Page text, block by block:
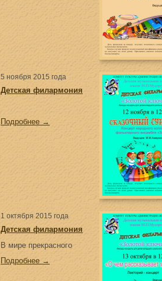
5 ноября 2015 года
Детская филармония
Подробнее →
1 октября 2015 года
Детская филармония
В мире прекрасного
Подробнее →